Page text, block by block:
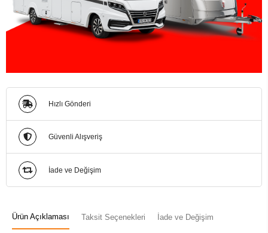
Hızlı Gönderi
Güvenli Alışveriş
İade ve Değişim
Ürün Açıklaması Taksit Seçenekleri İade ve Değişim